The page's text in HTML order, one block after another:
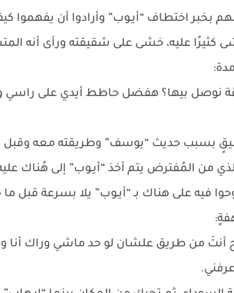
بخبر اختطاف “أيـوب” وأرادوا أن يفهموا
عليه، خشى على شقيقته ورأى أنه
نوصل بيها؟ هفضل حاطط أيدي على راسي
بسبب حديث “يوسف” وطريقته معه وقبل
من المُفترض يتم أخذ “أيـوب” إلى هُناك
فيه على هناك بـ “أيـوب” يلا بسرعة قبل
أنتَ من طريق علشان لو حد ماشي وراك